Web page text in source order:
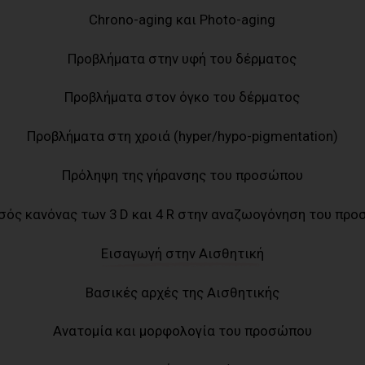
Chrono-aging και Photo-aging
Προβλήματα στην υφή του δέρματος
Προβλήματα στον όγκο του δέρματος
Προβλήματα στη χροιά (hyper/hypo-pigmentation)
Πρόληψη της γήρανσης του προσώπου
κανόνας των 3 D και 4 R στην αναζωογόνηση του
Εισαγωγή στην Αισθητική
Βασικές αρχές της Αισθητικής
Ανατομία και μορφολογία του προσώπου